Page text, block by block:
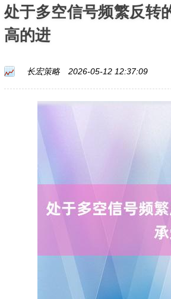
处于多空信号频繁反转
高的进
长宏策略 2026-05-12 12:37:09